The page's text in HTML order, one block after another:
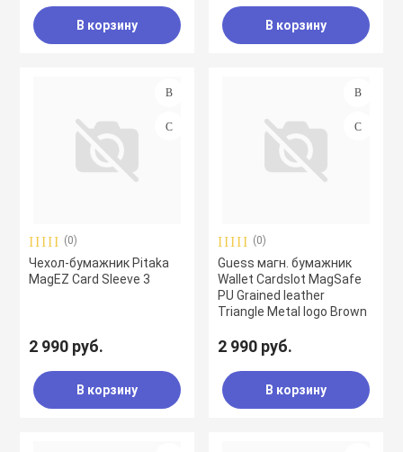
В корзину В корзину
(0)
Чехол-бумажник Pitaka
MagEZ Card Sleeve 3
2 990 руб.
В корзину
(0)
Guess магн. бумажник
Wallet Cardslot MagSafe
PU Grained leather
Triangle Metal logo Brown
2 990 руб.
В корзину